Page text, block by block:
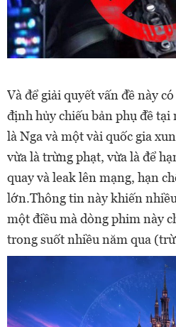
Và để giải quyết vấn đề này
định hủy chiếu bản phụ đề tại
là Nga và một vài quốc gia
vừa là trừng phạt, vừa là để
quay và leak lên mạng, hạn
lớn.Thông tin này khiến
một điều mà dòng phim này
trong suốt nhiều năm qua